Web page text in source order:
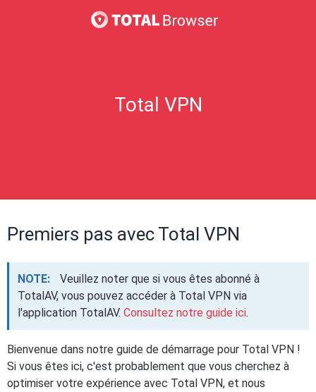
Total VPN
Premiers pas avec Total VPN
NOTE:
Veuillez noter que si vous êtes abonné à
TotalAV, vous pouvez accéder à Total VPN via
l'application TotalAV. Consultez notre guide ici.
Bienvenue dans notre guide de démarrage pour Total VPN !
Si vous êtes ici, c'est probablement que vous cherchez à
optimiser votre expérience avec Total VPN, et nous